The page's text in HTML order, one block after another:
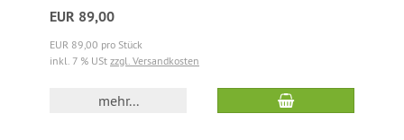
EUR 89,00
EUR 89,00 pro Stück
inkl. 7 % USt zzgl. Versandkosten
mehr...